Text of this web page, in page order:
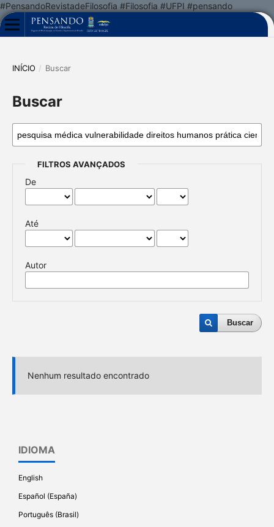
#PensandoRevistadeFilosofia #Filosofia #UFPI #pensando
INÍCIO / Buscar
Buscar
FILTROS AVANÇADOS
De
Até
Autor
Buscar
Nenhum resultado encontrado
IDIOMA
English
Español (España)
Português (Brasil)